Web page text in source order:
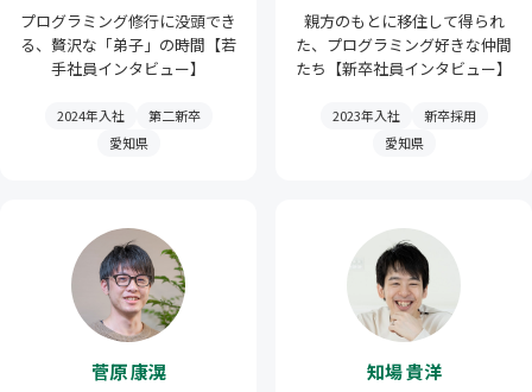
プログラミング修行に没頭でき
る、贅沢な「弟子」の時間【若
手社員インタビュー】
2024年入社
第二新卒
愛知県
親方のもとに移住して得られ
た、プログラミング好きな仲間
たち【新卒社員インタビュー】
2023年入社
新卒採用
愛知県
菅原 康滉 知場 貴洋